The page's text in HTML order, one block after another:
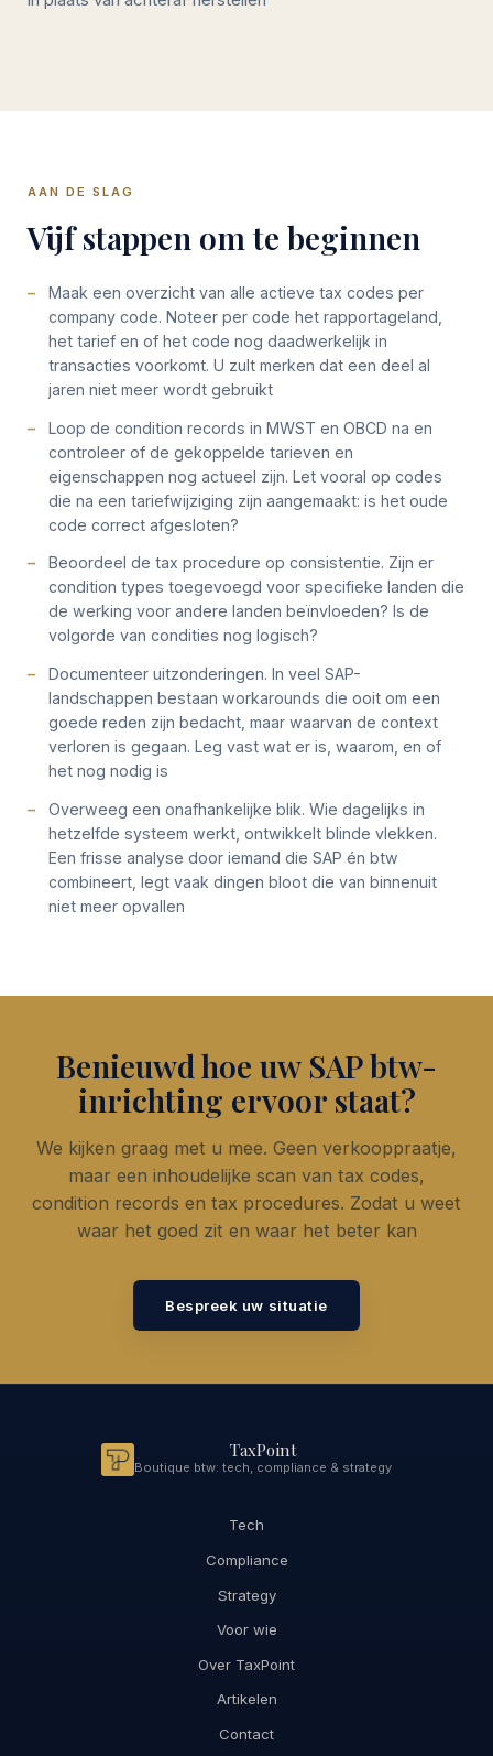
AAN DE SLAG
Vijf stappen om te beginnen
Maak een overzicht van alle actieve tax codes per
company code. Noteer per code het rapportageland,
het tarief en of het code nog daadwerkelijk in
transacties voorkomt. U zult merken dat een deel al
jaren niet meer wordt gebruikt
Loop de condition records in MWST en OBCD na en
controleer of de gekoppelde tarieven en
eigenschappen nog actueel zijn. Let vooral op codes
die na een tariefwijziging zijn aangemaakt: is het oude
code correct afgesloten?
Beoordeel de tax procedure op consistentie. Zijn er
condition types toegevoegd voor specifieke landen die
de werking voor andere landen beïnvloeden? Is de
volgorde van condities nog logisch?
Documenteer uitzonderingen. In veel SAP-
landschappen bestaan workarounds die ooit om een
goede reden zijn bedacht, maar waarvan de context
verloren is gegaan. Leg vast wat er is, waarom, en of
het nog nodig is
Overweeg een onafhankelijke blik. Wie dagelijks in
hetzelfde systeem werkt, ontwikkelt blinde vlekken.
Een frisse analyse door iemand die SAP én btw
combineert, legt vaak dingen bloot die van binnenuit
niet meer opvallen
Benieuwd hoe uw SAP btw-
inrichting ervoor staat?
We kijken graag met u mee. Geen verkooppraatje,
maar een inhoudelijke scan van tax codes,
condition records en tax procedures. Zodat u weet
waar het goed zit en waar het beter kan
Bespreek uw situatie
TaxPoint
Boutique btw: tech, compliance & strategy
Tech
Compliance
Strategy
Voor wie
Over TaxPoint
Artikelen
Contact